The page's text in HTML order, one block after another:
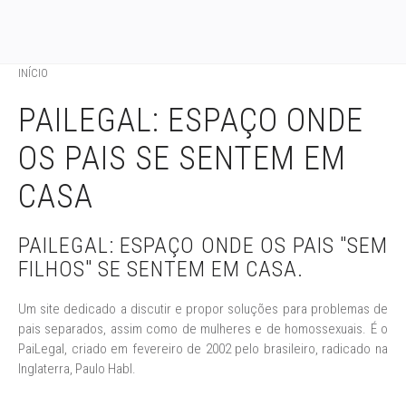
INÍCIO
PAILEGAL: ESPAÇO ONDE
OS PAIS SE SENTEM EM
CASA
PAILEGAL: ESPAÇO ONDE OS PAIS "SEM
FILHOS" SE SENTEM EM CASA.
Um site dedicado a discutir e propor soluções para problemas de
pais separados, assim como de mulheres e de homossexuais. É o
PaiLegal, criado em fevereiro de 2002 pelo brasileiro, radicado na
Inglaterra, Paulo Habl.